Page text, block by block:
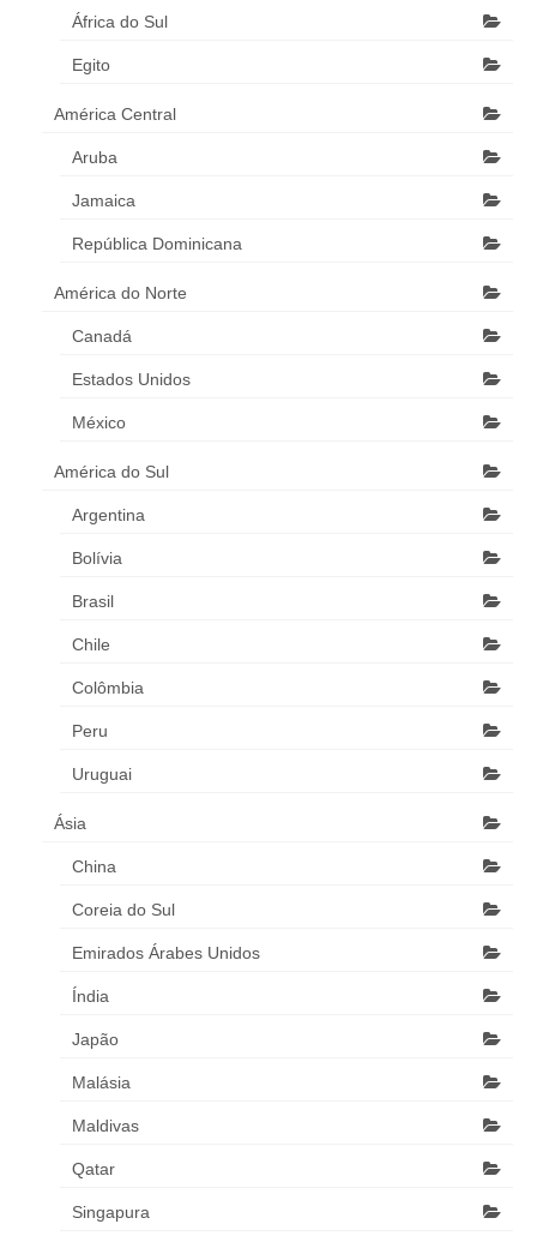
África do Sul
Egito
América Central
Aruba
Jamaica
República Dominicana
América do Norte
Canadá
Estados Unidos
México
América do Sul
Argentina
Bolívia
Brasil
Chile
Colômbia
Peru
Uruguai
Ásia
China
Coreia do Sul
Emirados Árabes Unidos
Índia
Japão
Malásia
Maldivas
Qatar
Singapura